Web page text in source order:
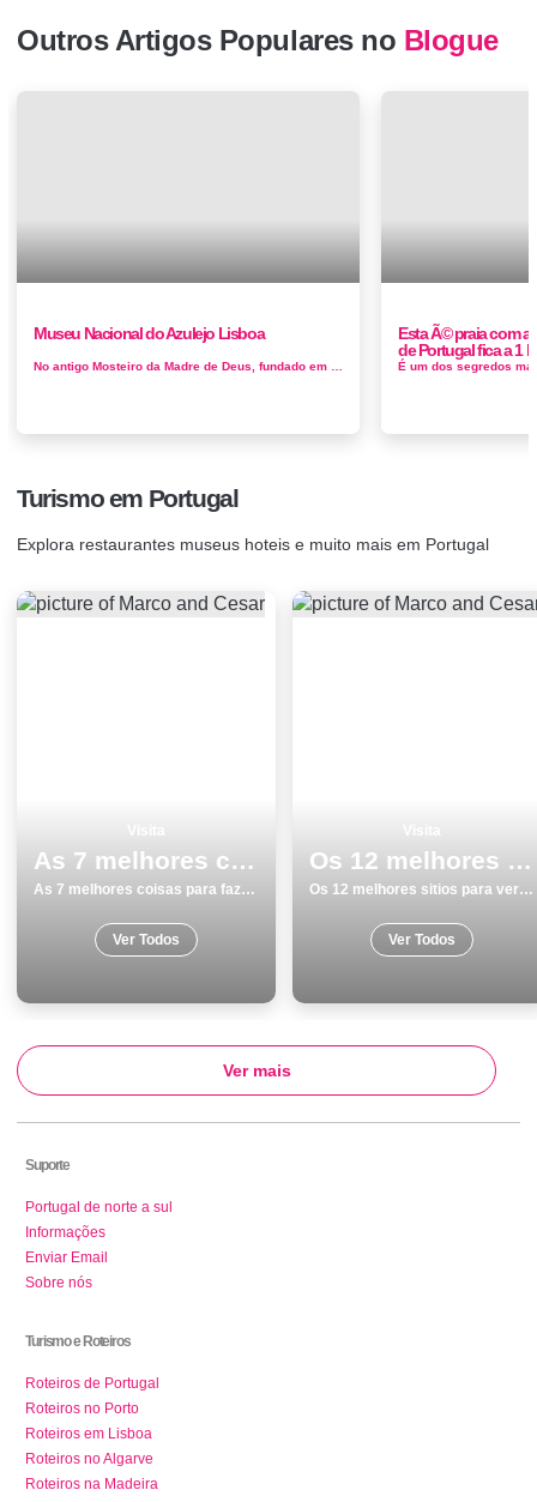
Outros Artigos Populares no Blogue
Museu Nacional do Azulejo Lisboa
Esta Ã© praia com a
de Portugal fica a 1
Turismo em Portugal
Explora restaurantes museus hoteis e muito mais em Portugal
As 7 melhores coisas para fazer e visitar em Castro Marim
As 7 melhores coisas para fazer e visitar em Castro Marim
Ver Todos
Os 12 melhores sitios para ver e visitar em Elvas
Os 12 melhores sitios para ver e visitar em Elvas
Ver Todos
Ver mais
Suporte
Portugal de norte a sul
Informações
Enviar Email
Sobre nós
Turismo e Roteiros
Roteiros de Portugal
Roteiros no Porto
Roteiros em Lisboa
Roteiros no Algarve
Roteiros na Madeira